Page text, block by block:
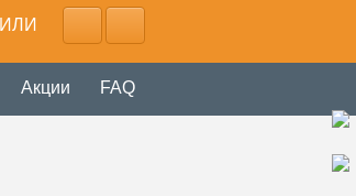
ИЛИ
Акции FAQ